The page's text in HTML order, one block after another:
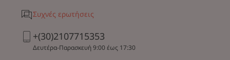
Συχνές ερωτήσεις
+(30)2107715353
Δευτέρα-Παρασκευή 9:00 έως 17:30